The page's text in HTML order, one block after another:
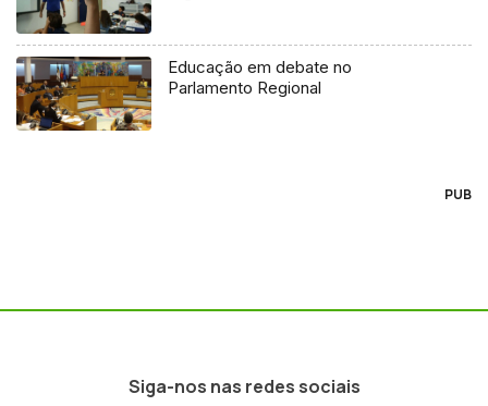
Educação em debate no
Parlamento Regional
PUB
Siga-nos nas redes sociais